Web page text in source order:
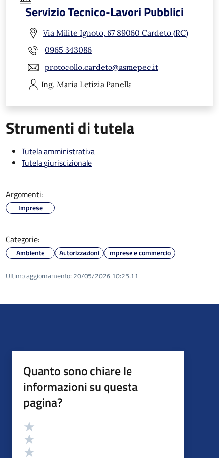
Servizio Tecnico-Lavori Pubblici
Via Milite Ignoto, 67 89060 Cardeto (RC)
0965 343086
protocollo.cardeto@asmepec.it
Ing. Maria Letizia Panella
Strumenti di tutela
Tutela amministrativa
Tutela giurisdizionale
Argomenti:
Imprese
Categorie:
Ambiente Autorizzazioni Imprese e commercio
Ultimo aggiornamento: 20/05/2026 10:25.11
Quanto sono chiare le
informazioni su questa
pagina?
Valutazione